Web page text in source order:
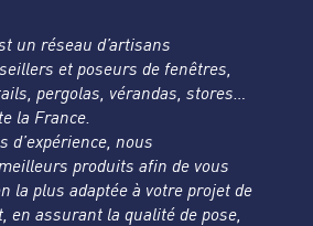
un réseau d’artisans
et poseurs de fenêtres,
pergolas, vérandas, stores…
la France.
d’expérience, nous
produits afin de vous
la plus adaptée à votre projet de
en assurant la qualité de pose,